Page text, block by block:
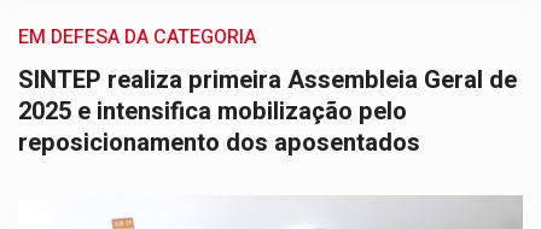
EM DEFESA DA CATEGORIA
SINTEP realiza primeira Assembleia Geral de
2025 e intensifica mobilização pelo
reposicionamento dos aposentados